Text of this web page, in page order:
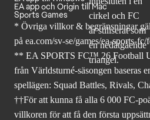
EA app och Origin till Mac
Sports Games
* Övriga villkor & begränsningar
på ea.com/sv-se/games/ea-sports-fc/
** EA SPORTS FC™ 26 Football
från Världsturné-säsongen baseras
spellägen: Squad Battles, Rivals,
††För att kunna få alla 6 000 FC-
villkoren för att få den första